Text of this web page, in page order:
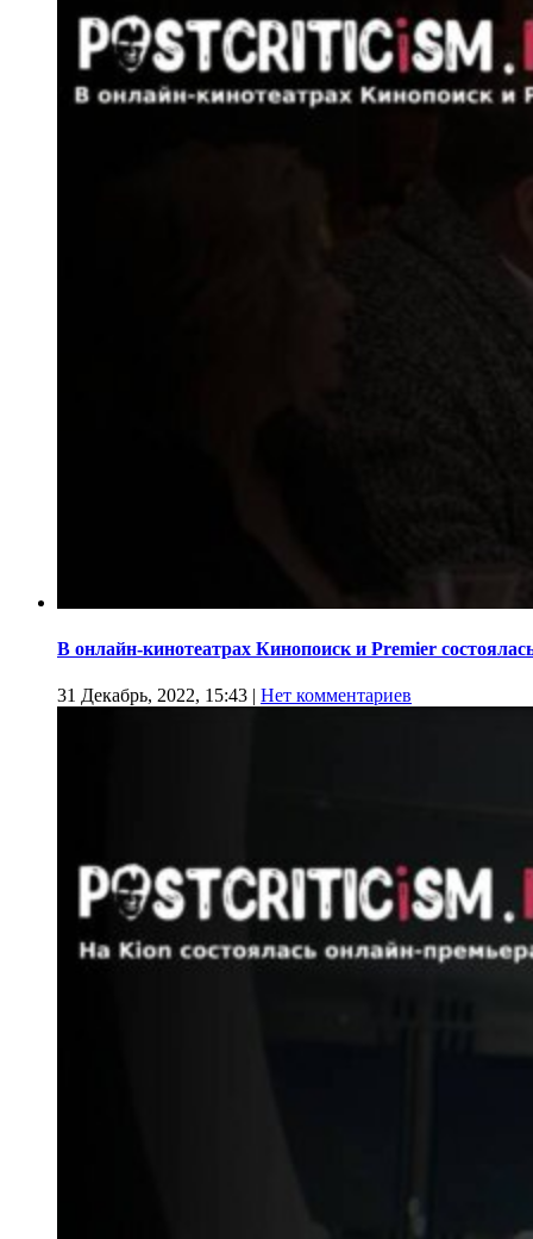
В онлайн-кинотеатрах Кинопоиск и Premier
31 Декабрь, 2022, 15:43 | Нет комментариев